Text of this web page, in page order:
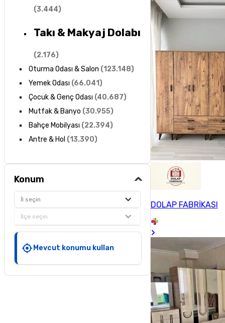
(3.444)
Takı & Makyaj Dolabı
(2.176)
Oturma Odası & Salon (123.148)
Yemek Odası (66.041)
Çocuk & Genç Odası (40.687)
Mutfak & Banyo (30.955)
Bahçe Mobilyası (22.394)
Antre & Hol (13.390)
Konum
İl seçin
İlçe seçin
Mevcut konumu kullan
DOLAP FABRİKASI